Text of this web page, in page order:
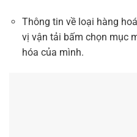
Thông tin về loại hàng
vị vận tải bấm chọn mục
hóa của mình.